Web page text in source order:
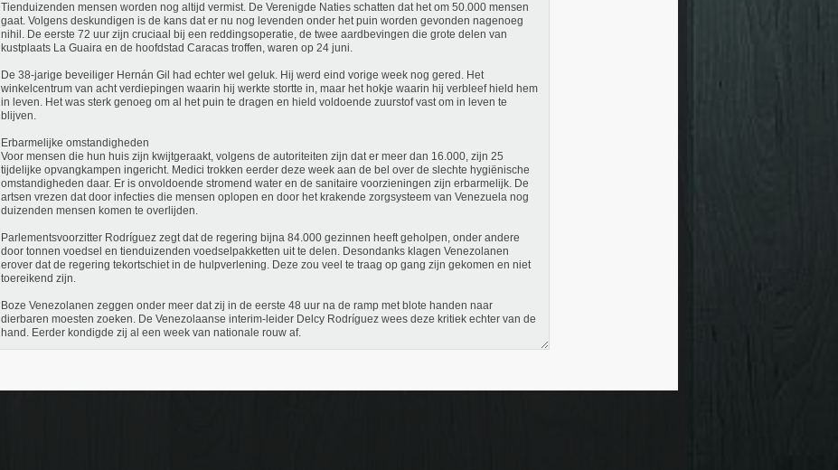
Tienduizenden mensen worden nog altijd vermist. De Verenigde Naties schatten dat het om 50.000 mensen
gaat. Volgens deskundigen is de kans dat er nu nog levenden onder het puin worden gevonden nagenoeg
nihil. De eerste 72 uur zijn cruciaal bij een reddingsoperatie, de twee aardbevingen die grote delen van
kustplaats La Guaira en de hoofdstad Caracas troffen, waren op 24 juni.
De 38-jarige beveiliger Hernán Gil had echter wel geluk. Hij werd eind vorige week nog gered. Het
winkelcentrum van acht verdiepingen waarin hij werkte stortte in, maar het hokje waarin hij verbleef hield hem
in leven. Het was sterk genoeg om al het puin te dragen en hield voldoende zuurstof vast om in leven te
blijven.
Erbarmelijke omstandigheden
Voor mensen die hun huis zijn kwijtgeraakt, volgens de autoriteiten zijn dat er meer dan 16.000, zijn 25
tijdelijke opvangkampen ingericht. Medici trokken eerder deze week aan de bel over de slechte hygiënische
omstandigheden daar. Er is onvoldoende stromend water en de sanitaire voorzieningen zijn erbarmelijk. De
artsen vrezen dat door infecties die mensen oplopen en door het krakende zorgsysteem van Venezuela nog
duizenden mensen komen te overlijden.
Parlementsvoorzitter Rodríguez zegt dat de regering bijna 84.000 gezinnen heeft geholpen, onder andere
door tonnen voedsel en tienduizenden voedselpakketten uit te delen. Desondanks klagen Venezolanen
erover dat de regering tekortschiet in de hulpverlening. Deze zou veel te traag op gang zijn gekomen en niet
toereikend zijn.
Boze Venezolanen zeggen onder meer dat zij in de eerste 48 uur na de ramp met blote handen naar
dierbaren moesten zoeken. De Venezolaanse interim-leider Delcy Rodríguez wees deze kritiek echter van de
hand. Eerder kondigde zij al een week van nationale rouw af.